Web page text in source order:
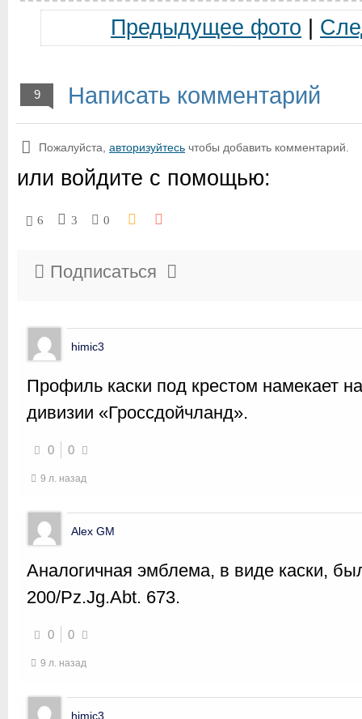
Предыдущее фото
9 Написать комментарий
Пожалуйста, авторизуйтесь чтобы добавить комментарий.
или войдите с помощью:
6 3 0
Подписаться
himic3
Профиль каски под крестом намекает
дивизии «Гроссдойчланд».
0 0
9 л. назад
Alex GM
Аналогичная эмблема, в виде каски,
200/Pz.Jg.Abt. 673.
0 0
9 л. назад
himic3